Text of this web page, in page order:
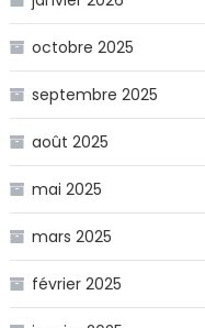
octobre 2025
septembre 2025
août 2025
mai 2025
mars 2025
février 2025